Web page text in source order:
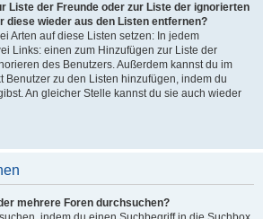
Liste der Freunde oder zur Liste der ignorierten
diese wieder aus den Listen entfernen?
Arten auf diese Listen setzen: In jedem
Links: einen zum Hinzufügen zur Liste der
des Benutzers. Außerdem kannst du im
Benutzer zu den Listen hinzufügen, indem du
An gleicher Stelle kannst du sie auch wieder
mehrere Foren durchsuchen?